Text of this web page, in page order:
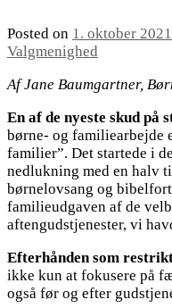
Posted on 1. oktober 2021
Valgmenighed
Af Jane Baumgartner,
En af de nyeste skud på
børne- og familiearbejde
familier”. Det startede i
nedlukning med en halv
børnelovsang og
familieudgaven af de
aftengudstjenester, vi
Efterhånden som
ikke kun at fokusere på
også før og efter